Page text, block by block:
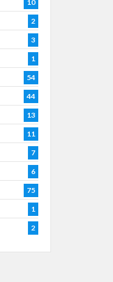
10
2
3
1
54
44
13
11
7
6
75
1
2